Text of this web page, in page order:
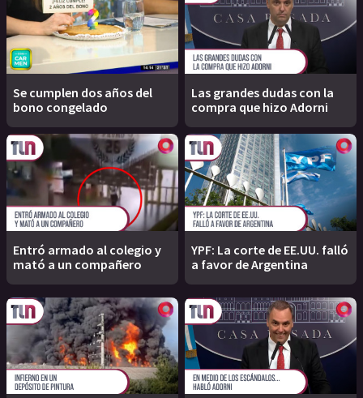
Se cumplen dos años del
bono congelado
Las grandes dudas con la
compra que hizo Adorni
Entró armado al colegio y
mató a un compañero
YPF: La corte de EE.UU. falló
a favor de Argentina